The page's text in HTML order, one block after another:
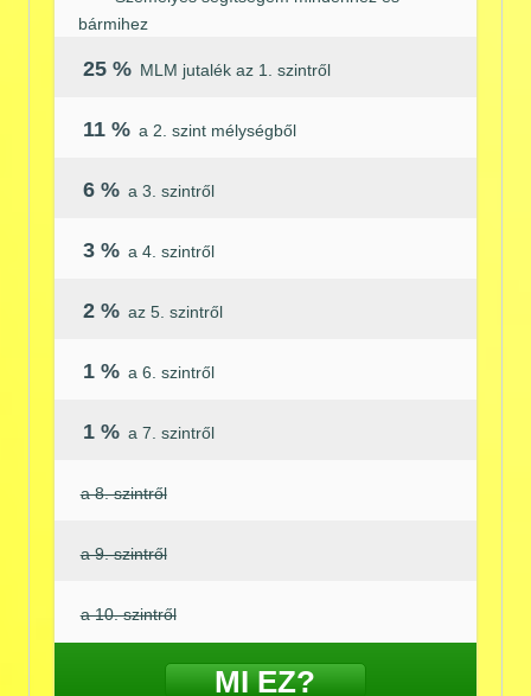
bármihez
25 % MLM jutalék az 1. szintről
11 % a 2. szint mélységből
6 % a 3. szintről
3 % a 4. szintről
2 % az 5. szintről
1 % a 6. szintről
1 % a 7. szintről
a 8. szintről
a 9. szintről
a 10. szintről
MI EZ?